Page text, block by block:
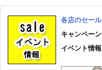
各店のセール
キャンペーン
イベント情報